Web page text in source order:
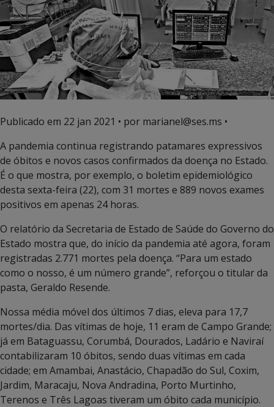
Publicado em 22 jan 2021 • por marianel@ses.ms •
A pandemia continua registrando patamares expressivos
de óbitos e novos casos confirmados da doença no Estado.
É o que mostra, por exemplo, o boletim epidemiológico
desta sexta-feira (22), com 31 mortes e 889 novos exames
positivos em apenas 24 horas.
O relatório da Secretaria de Estado de Saúde do Governo do
Estado mostra que, do início da pandemia até agora, foram
registradas 2.771 mortes pela doença. “Para um estado
como o nosso, é um número grande”, reforçou o titular da
pasta, Geraldo Resende.
Nossa média móvel dos últimos 7 dias, eleva para 17,7
mortes/dia. Das vítimas de hoje, 11 eram de Campo Grande;
já em Bataguassu, Corumbá, Dourados, Ladário e Naviraí
contabilizaram 10 óbitos, sendo duas vítimas em cada
cidade; em Amambai, Anastácio, Chapadão do Sul, Coxim,
Jardim, Maracaju, Nova Andradina, Porto Murtinho,
Terenos e Três Lagoas tiveram um óbito cada município.